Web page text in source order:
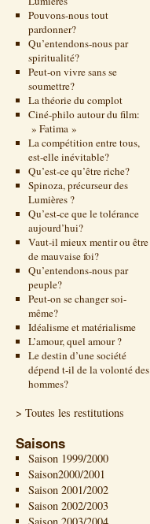
Pouvons-nous tout
pardonner?
Qu’entendons-nous par
spiritualité?
Peut-on vivre sans se
soumettre?
La théorie du complot
Ciné-philo autour du film:
» Fatima »
La compétition entre tous,
est-elle inévitable?
Qu’est-ce qu’être riche?
Spinoza, précurseur des
Lumières ?
Qu’est-ce que le tolérance
aujourd’hui?
Vaut-il mieux mentir ou être
de mauvaise foi?
Qu’entendons-nous par
peuple?
Peut-on se changer soi-
même?
Idéalisme et matérialisme
L’amour, quel amour ?
Le destin d’une société
dépend t-il de la volonté des
hommes?
> Toutes les restitutions
Saisons
Saison 1999/2000
Saison2000/2001
Saison 2001/2002
Saison 2002/2003